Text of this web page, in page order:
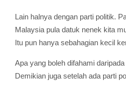
Lain halnya dengan parti politik.
Malaysia pula datuk nenek kita
Itu pun hanya sebahagian kecil
Apa yang boleh difahami
Demikian juga setelah ada parti